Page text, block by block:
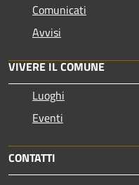
Comunicati
Avvisi
VIVERE IL COMUNE
Luoghi
Eventi
CONTATTI